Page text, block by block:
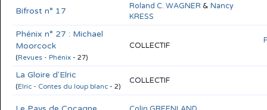
Bifrost n° 17 Roland C. WAGNER & Nancy
KRESS
Phénix n° 27 : Michael
Moorcock
(Revues - Phénix - 27)
COLLECTIF
La Gloire d'Elric
(Elric - Contes du loup blanc - 2)
COLLECTIF